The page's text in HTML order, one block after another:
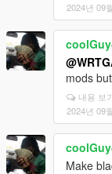
2024년 09
mods
내용 보
2024년 09
Make